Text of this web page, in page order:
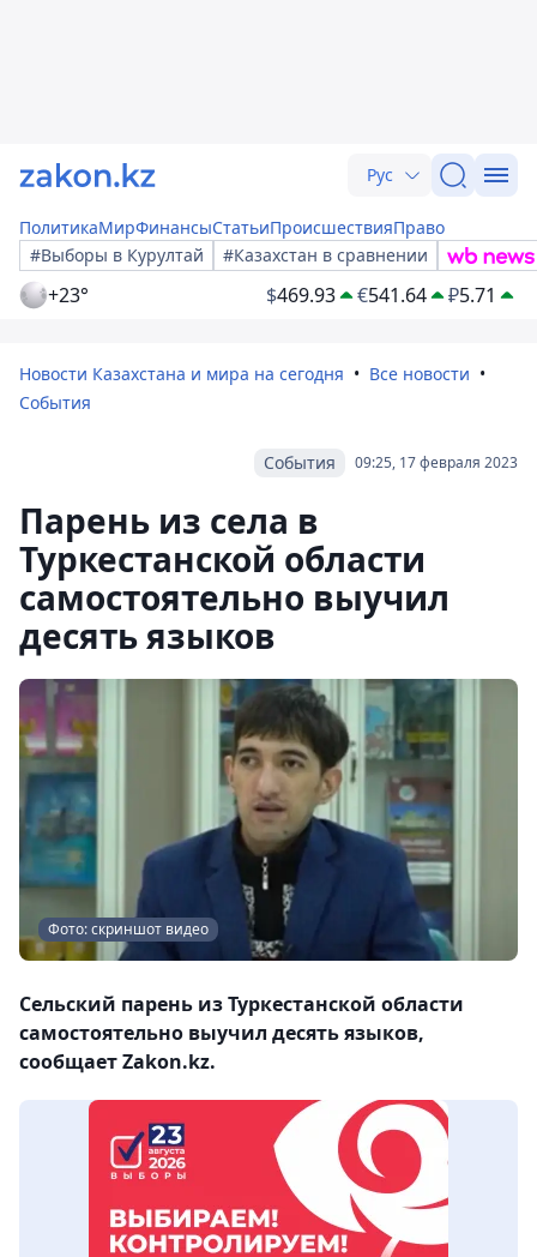
Рус
ПолитикаМирФинансыСтатьиПроисшествияПраво
#Выборы в Курултай
#Казахстан в сравнении
+23° $469.93 €541.64 ₽5.71
Новости Казахстана и мира на сегодня
Все новости
События
09:25, 17 февраля 2023
События
Парень из села в
Туркестанской области
самостоятельно выучил
десять языков
Фото: скриншот видео
Сельский парень из Туркестанской области
самостоятельно выучил десять языков,
сообщает Zakon.kz.